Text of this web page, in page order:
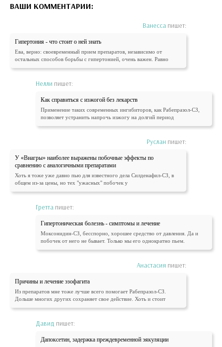
ВАШИ КОММЕНТАРИИ:
Ванесса пишет:
Гипертония - что стоит о ней знать
Ева, верно: своевременный прием препаратов, независимо от
остальных способов борьбы с гипертонией, очень важен. Равно
Нелли пишет:
Как справиться с изжогой без лекарств
Применение таких современных ингибиторов, как Рабепразол-СЗ,
позволяет устранить напрочь изжогу на долгий период
Руслан пишет:
У «Виагры» наиболее выражены побочные эффекты по
сравнению с аналогичными препаратами
Хоть я тоже уже давно пью для известного дела Силденафил-СЗ, в
общем из-за цены, но тех "ужасных" побочек у
Гретта пишет:
Гипертоническая болезнь - симптомы и лечение
Моксонидин-СЗ, бесспорно, хорошее средство от давления. Да и
побочек от него не бывает. Только мы его однократно пьем.
Анастасия пишет:
Причины и лечение эзофагита
Из препаратов мне тоже лучше всего помогает Рабепразол-СЗ.
Дольше многих других сохраняет свое действие. Хоть и стоит
Давид пишет:
Дапоксетин, задержка преждевременной эякуляции